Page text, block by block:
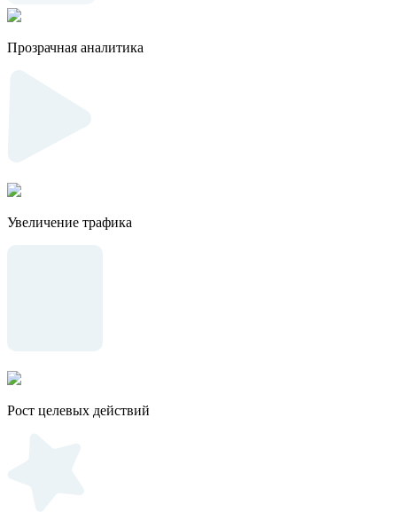
Прозрачная аналитика
Увеличение трафика
Рост целевых действий